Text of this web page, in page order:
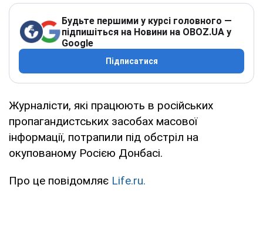
Будьте першими у курсі головного —
підпишіться на Новини на OBOZ.UA у
Google
Підписатися
Журналісти, які працюють в російських
пропагандистських засобах масової
інформації, потрапили під обстріл на
окупованому Росією Донбасі.
Про це повідомляє Life.ru.